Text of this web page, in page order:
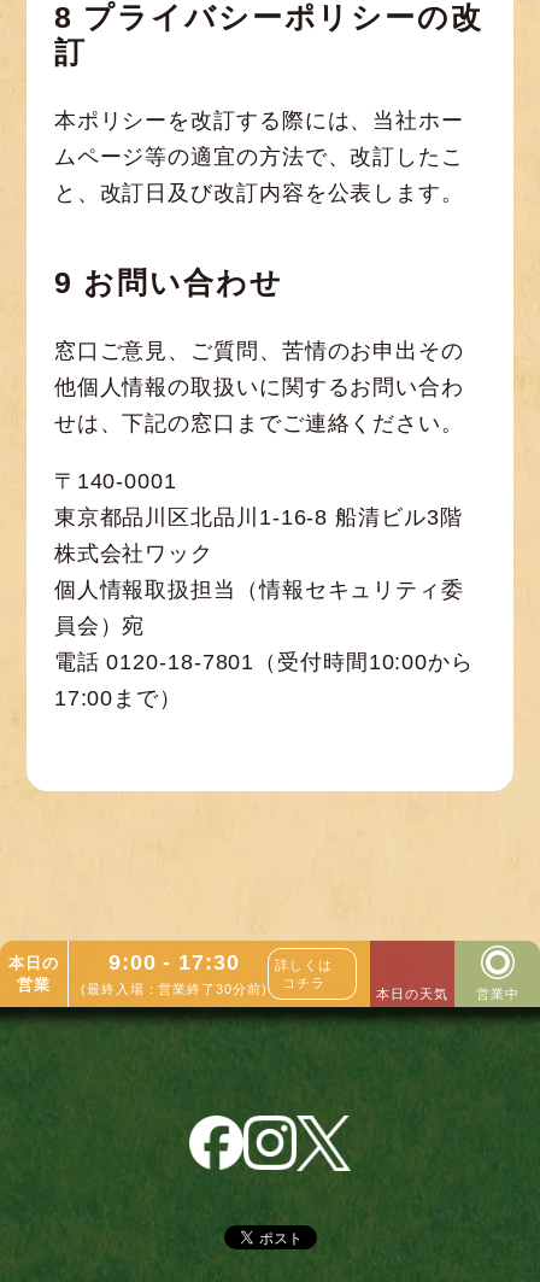
本日の
営業
9:00 - 17:30
(最終入場：営業終了30分前)
詳しくは
コチラ
本日の天気 営業中
8 プライバシーポリシーの改
訂
本ポリシーを改訂する際には、当社ホー
ムページ等の適宜の方法で、改訂したこ
と、改訂日及び改訂内容を公表します。
9 お問い合わせ
窓口ご意見、ご質問、苦情のお申出その
他個人情報の取扱いに関するお問い合わ
せは、下記の窓口までご連絡ください。
〒140-0001
東京都品川区北品川1-16-8 船清ビル3階
株式会社ワック
個人情報取扱担当（情報セキュリティ委
員会）宛
電話 0120-18-7801（受付時間10:00から
17:00まで）